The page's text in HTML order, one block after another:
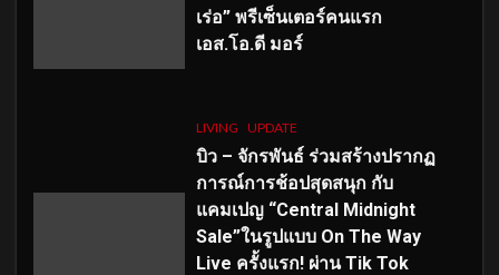
เร่อ” พรีเซ็นเตอร์คนแรก
เอส.โอ.ดี มอร์
LIVING UPDATE
บิว – จักรพันธ์ ร่วมสร้างปรากฏ
การณ์การช้อปสุดสนุก กับ
แคมเปญ “Central Midnight
Sale”ในรูปแบบ On The Way
Live ครั้งแรก! ผ่าน Tik Tok